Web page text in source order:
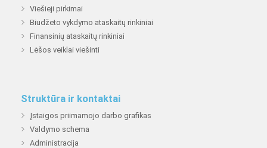
Viešieji pirkimai
Biudžeto vykdymo ataskaitų rinkiniai
Finansinių ataskaitų rinkiniai
Lėšos veiklai viešinti
Struktūra ir kontaktai
Įstaigos priimamojo darbo grafikas
Valdymo schema
Administracija